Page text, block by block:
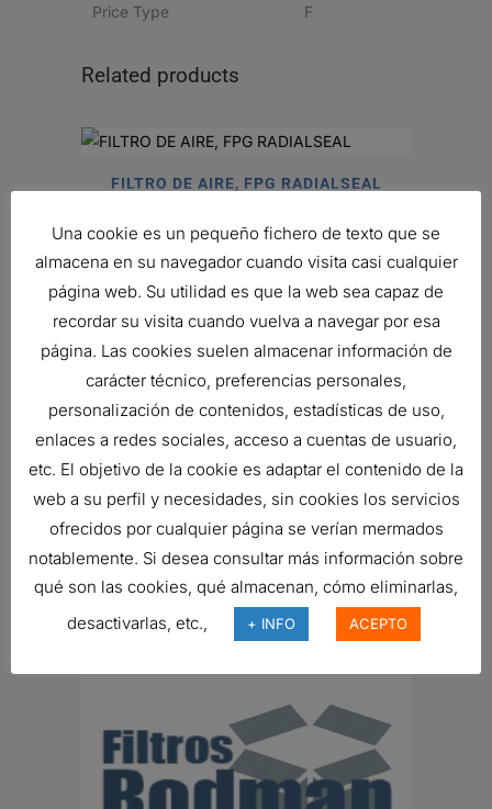
Price Type F
Related products
FILTRO DE AIRE, FPG RADIALSEAL
Ref:G090220
Una cookie es un pequeño fichero de texto que se
almacena en su navegador cuando visita casi cualquier
página web. Su utilidad es que la web sea capaz de
recordar su visita cuando vuelva a navegar por esa
página. Las cookies suelen almacenar información de
carácter técnico, preferencias personales,
personalización de contenidos, estadísticas de uso,
enlaces a redes sociales, acceso a cuentas de usuario,
etc. El objetivo de la cookie es adaptar el contenido de la
web a su perfil y necesidades, sin cookies los servicios
ofrecidos por cualquier página se verían mermados
notablemente. Si desea consultar más información sobre
qué son las cookies, qué almacenan, cómo eliminarlas,
desactivarlas, etc.,
+ INFO ACEPTO